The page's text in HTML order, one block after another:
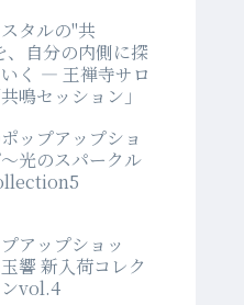
タルの"共
、自分の内側に探
く ― 王禅寺サロ
鳴セッション」
ップアップショ
光のスパークル
アップショッ
響 新入荷コレク
vol.4